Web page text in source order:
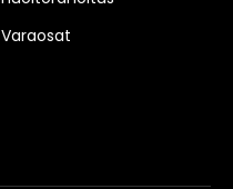
Varaosat